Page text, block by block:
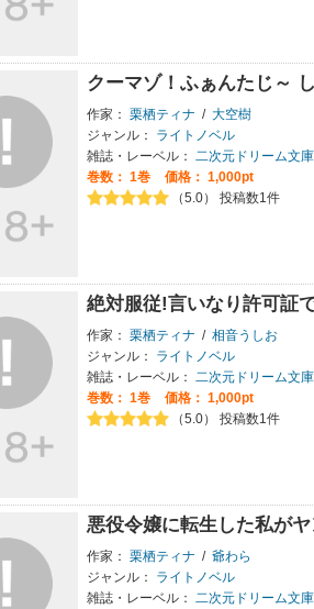
クーマゾ！ふぁんたじ～
作家： 栗栖ティナ / 大空樹
ジャンル：
ライトノベル
雑誌・レーベル： 二次元ドリーム文庫
巻数： 1巻
価格： 1,000pt
（5.0） 投稿数1件
絶対服従!言いなり許可証
作家： 栗栖ティナ / 相音うしお
ジャンル：
ライトノベル
雑誌・レーベル： 二次元ドリーム文庫
巻数： 1巻
価格： 1,000pt
（5.0） 投稿数1件
悪役令嬢に転生した私が
作家： 栗栖ティナ / 爺わら
ジャンル：
ライトノベル
雑誌・レーベル： 二次元ドリーム文庫